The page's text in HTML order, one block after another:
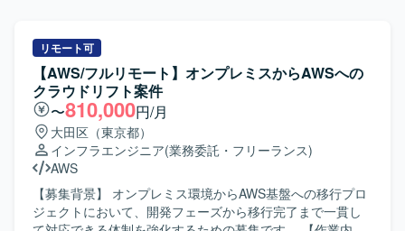
リモート可
【AWS/フルリモート】オンプレミスからAWSへの
クラウドリフト案件
〜810,000円/月
大田区（東京都）
インフラエンジニア(業務委託・フリーランス)
AWS
【募集背景】 オンプレミス環境からAWS基盤への移行プロ
ジェクトにおいて、開発フェーズから移行完了まで一貫し